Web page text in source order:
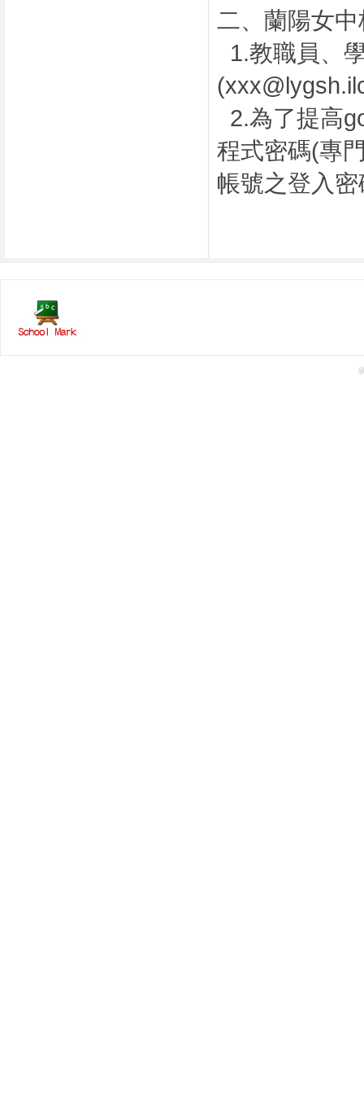
二、蘭陽女
1.教職員、
2.為了提高
程式密碼(專
帳號之登入密